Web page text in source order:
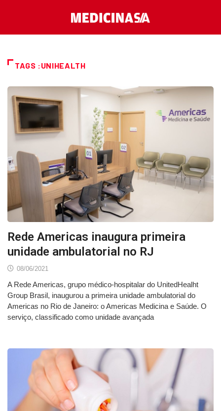
TAGS :UNIHEALTH
Rede Americas inaugura primeira
unidade ambulatorial no RJ
08/06/2021
A Rede Americas, grupo médico-hospitalar do UnitedHealht
Group Brasil, inaugurou a primeira unidade ambulatorial do
Americas no Rio de Janeiro: o Americas Medicina e Saúde. O
serviço, classificado como unidade avançada